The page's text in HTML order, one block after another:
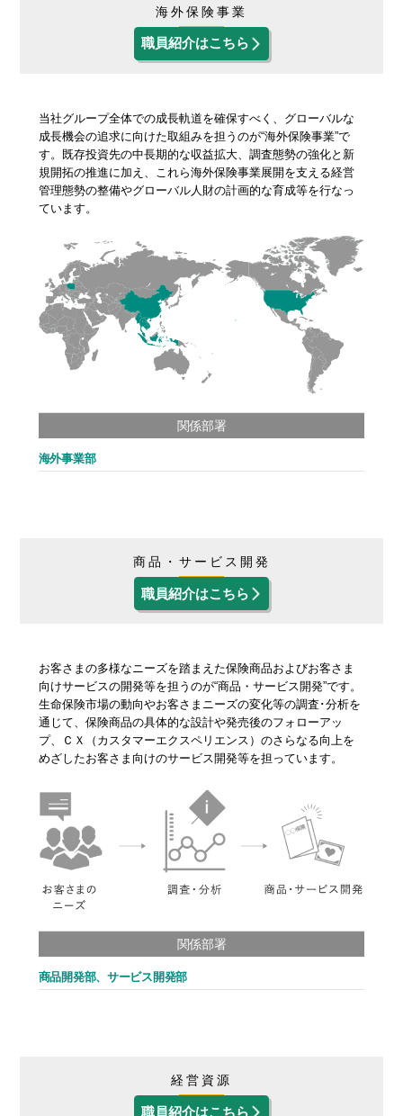
海外保険事業
職員紹介はこちら
当社グループ全体での成長軌道を確保すべく、グローバルな
成長機会の追求に向けた取組みを担うのが“海外保険事業”で
す。既存投資先の中長期的な収益拡大、調査態勢の強化と新
規開拓の推進に加え、これら海外保険事業展開を支える経営
管理態勢の整備やグローバル人財の計画的な育成等を行なっ
ています。
関係部署
海外事業部
商品・サービス開発
職員紹介はこちら
お客さまの多様なニーズを踏まえた保険商品およびお客さま
向けサービスの開発等を担うのが“商品・サービス開発”です。
生命保険市場の動向やお客さまニーズの変化等の調査･分析を
通じて、保険商品の具体的な設計や発売後のフォローアッ
プ、ＣＸ（カスタマーエクスペリエンス）のさらなる向上を
めざしたお客さま向けのサービス開発等を担っています。
関係部署
商品開発部、サービス開発部
経営資源
職員紹介はこちら